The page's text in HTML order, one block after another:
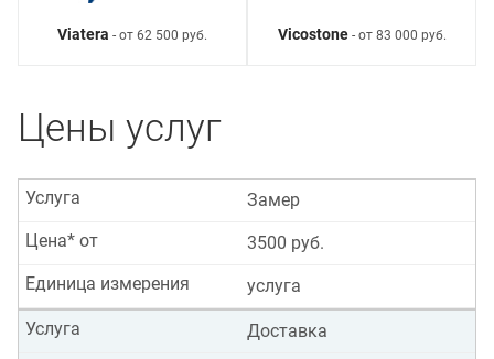
Viatera - от 62 500 руб. Vicostone- от 83 000 руб.
Цены услуг
Замер
Услуга
3500 руб.
Цена* от
услуга
Единица измерения
Доставка
Услуга